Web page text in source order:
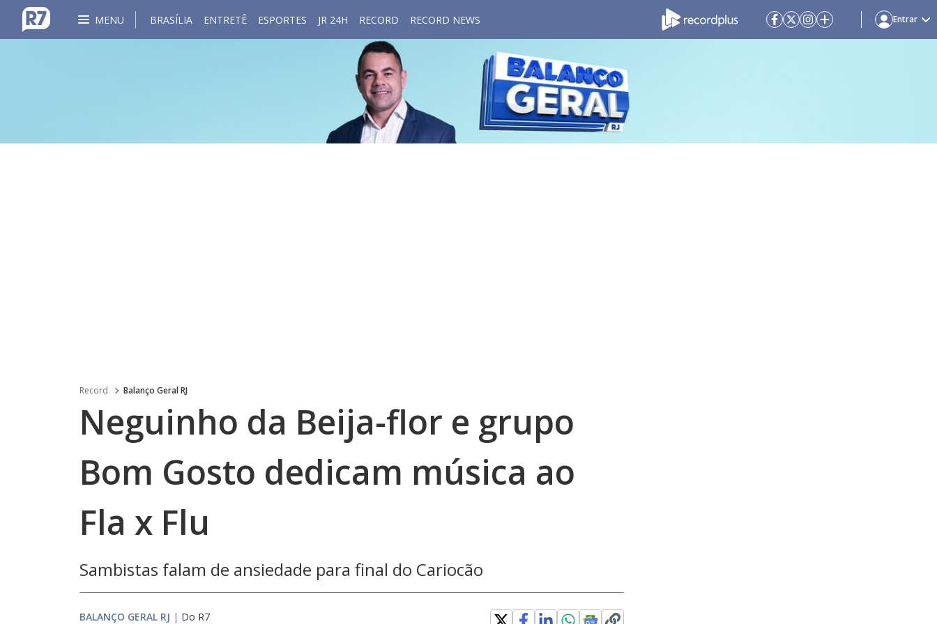
MENU BRASÍLIA ENTRETÊ ESPORTES JR 24H RECORD RECORD NEWS Entrar
Record Balanço Geral RJ
Neguinho da Beija-flor e grupo
Bom Gosto dedicam música ao
Fla x Flu
Sambistas falam de ansiedade para final do Cariocão
BALANÇO GERAL RJ | Do R7